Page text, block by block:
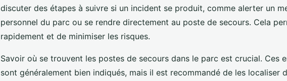
discuter des étapes à suivre si un incident se produit, comme alerter un
personnel du parc ou se rendre directement au poste de secours. Cela
rapidement et de minimiser les risques.
Savoir où se trouvent les postes de secours dans le parc est crucial. Ces
sont généralement bien indiqués, mais il est recommandé de les localiser